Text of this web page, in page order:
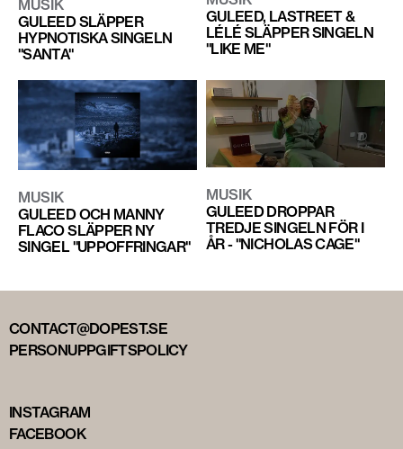
MUSIK
GULEED SLÄPPER
HYPNOTISKA SINGELN
"SANTA"
GULEED, LASTREET &
LÉLÉ SLÄPPER SINGELN
"LIKE ME"
MUSIK
GULEED OCH MANNY
FLACO SLÄPPER NY
SINGEL "UPPOFFRINGAR"
MUSIK
GULEED DROPPAR
TREDJE SINGELN FÖR I
ÅR - "NICHOLAS CAGE"
CONTACT@DOPEST.SE
PERSONUPPGIFTSPOLICY
INSTAGRAM
FACEBOOK